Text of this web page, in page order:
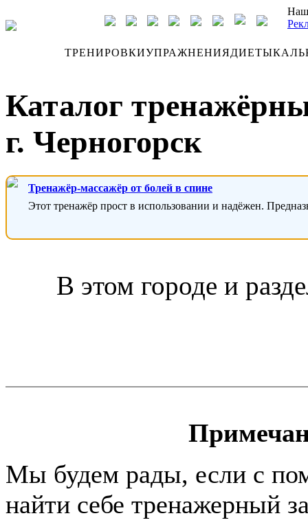
ТРЕНИРОВКИУПРАЖНЕНИЯДИЕТЫ
Каталог
г. Черногорск
Тренажёр-массажёр от болей в спине
Этот тренажёр прост в использовании и надёжен.
В этом городе и
Мы будем рады, если с
найти себе тренажерный